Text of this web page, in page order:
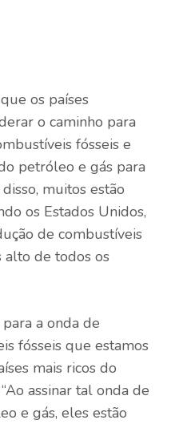
os países
o caminho para
fósseis e
petróleo e gás para
muitos estão
os Estados Unidos,
de combustíveis
alto de todos os
a onda de
fósseis que estamos
mais ricos do
assinar tal onda de
e gás, eles estão